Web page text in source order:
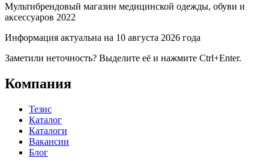
Мультибрендовый магазин медицинской одежды, обуви и
аксессуаров 2022
Информация актуальна на 10 августа 2026 года
Заметили неточность? Выделите её и нажмите Ctrl+Enter.
Компания
Тезис
Каталог
Каталоги
Вакансии
Блог